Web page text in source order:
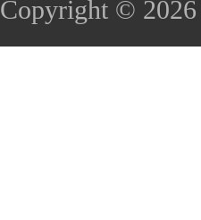
Copyright ©